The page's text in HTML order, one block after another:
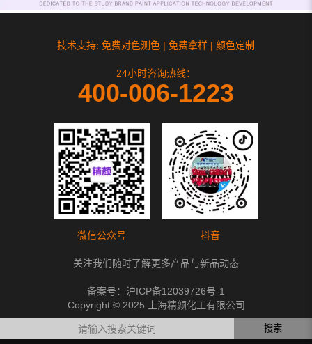
技术支持: 免费对色测色 | 免费拿样 | 颜色定制
24小时咨询热线：
400-006-1223
微信公众号 抖音
关注我们随时了解更多产品与新品动态
备案号： 沪ICP备12039726号-1
Copyright © 2025 上海精颜化工有限公司
搜索